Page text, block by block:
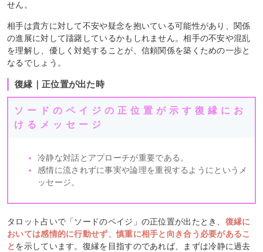
せん。
相手は貴方に対して不安や疑念を抱いている可能性があり、関係
の進展に対して躊躇しているかもしれません。相手の不安や混乱
を理解し、優しく対処することが、信頼関係を築くための一歩と
なるでしょう。
復縁｜正位置が出た時
ソードのペイジの正位置が示す復縁にお
けるメッセージ
冷静な対話とアプローチが重要である。
感情に流されずに事実や論理を重視するようにというメ
ッセージ。
タロット占いで「ソードのペイジ」の正位置が出たとき、 復縁に
おいては感情的に行動せず、慎重に相手と向き合う必要があるこ
とを示しています。復縁を目指すのであれば、まずは冷静に過去